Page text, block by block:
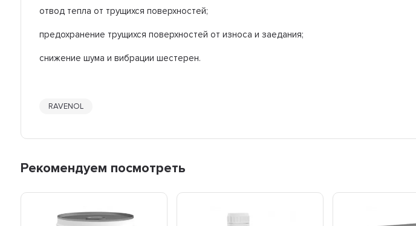
отвод тепла от трущихся поверхностей;
предохранение трущихся поверхностей от износа и заедания;
снижение шума и вибрации шестерен.
RAVENOL
Рекомендуем посмотреть